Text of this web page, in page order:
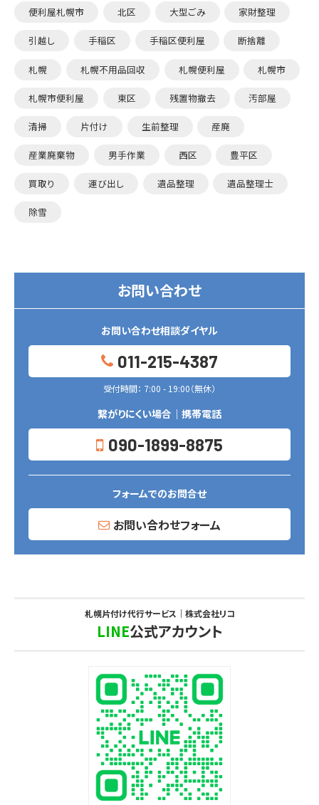
便利屋札幌市 北区 大型ごみ 家財整理
引越し 手稲区 手稲区便利屋 断捨離
札幌 札幌不用品回収 札幌便利屋 札幌市
札幌市便利屋 東区 残置物撤去 汚部屋
清掃 片付け 生前整理 産廃
産業廃棄物 男手作業 西区 豊平区
買取り 運び出し 遺品整理 遺品整理士
除雪
お問い合わせ
お問い合わせ相談ダイヤル
011-215-4387
受付時間： 7:00 - 19:00（無休）
繋がりにくい場合｜携帯電話
090-1899-8875
フォームでのお問合せ
お問い合わせフォーム
札幌片付け代行サービス｜株式会社リコ
LINE公式アカウント